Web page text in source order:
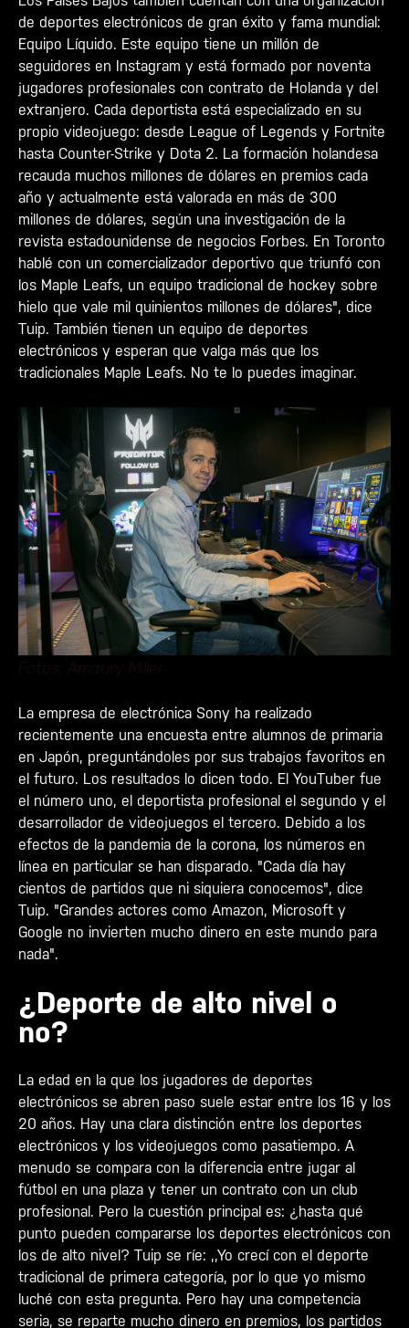
de deportes electrónicos de gran éxito y fama mundial:
Equipo Líquido. Este equipo tiene un millón de
seguidores en Instagram y está formado por noventa
jugadores profesionales con contrato de Holanda y del
extranjero. Cada deportista está especializado en su
propio videojuego: desde League of Legends y Fortnite
hasta Counter-Strike y Dota 2. La formación holandesa
recauda muchos millones de dólares en premios cada
año y actualmente está valorada en más de 300
millones de dólares, según una investigación de la
revista estadounidense de negocios Forbes. En Toronto
hablé con un comercializador deportivo que triunfó con
los Maple Leafs, un equipo tradicional de hockey sobre
hielo que vale mil quinientos millones de dólares", dice
Tuip. También tienen un equipo de deportes
electrónicos y esperan que valga más que los
tradicionales Maple Leafs. No te lo puedes imaginar.
Fotos: Amaury Miller
La empresa de electrónica Sony ha realizado
recientemente una encuesta entre alumnos de primaria
en Japón, preguntándoles por sus trabajos favoritos en
el futuro. Los resultados lo dicen todo. El YouTuber fue
el número uno, el deportista profesional el segundo y el
desarrollador de videojuegos el tercero. Debido a los
efectos de la pandemia de la corona, los números en
línea en particular se han disparado. "Cada día hay
cientos de partidos que ni siquiera conocemos", dice
Tuip. "Grandes actores como Amazon, Microsoft y
Google no invierten mucho dinero en este mundo para
nada".
¿Deporte de alto nivel o
no?
La edad en la que los jugadores de deportes
electrónicos se abren paso suele estar entre los 16 y los
20 años. Hay una clara distinción entre los deportes
electrónicos y los videojuegos como pasatiempo. A
menudo se compara con la diferencia entre jugar al
fútbol en una plaza y tener un contrato con un club
profesional. Pero la cuestión principal es: ¿hasta qué
punto pueden compararse los deportes electrónicos con
los de alto nivel? Tuip se ríe: ,,Yo crecí con el deporte
tradicional de primera categoría, por lo que yo mismo
luché con esta pregunta. Pero hay una competencia
seria, se reparte mucho dinero en premios, los partidos